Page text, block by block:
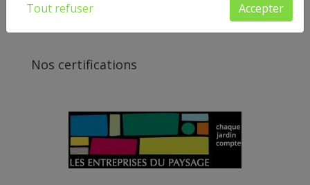
Nos certifications
Tout refuser Accepter